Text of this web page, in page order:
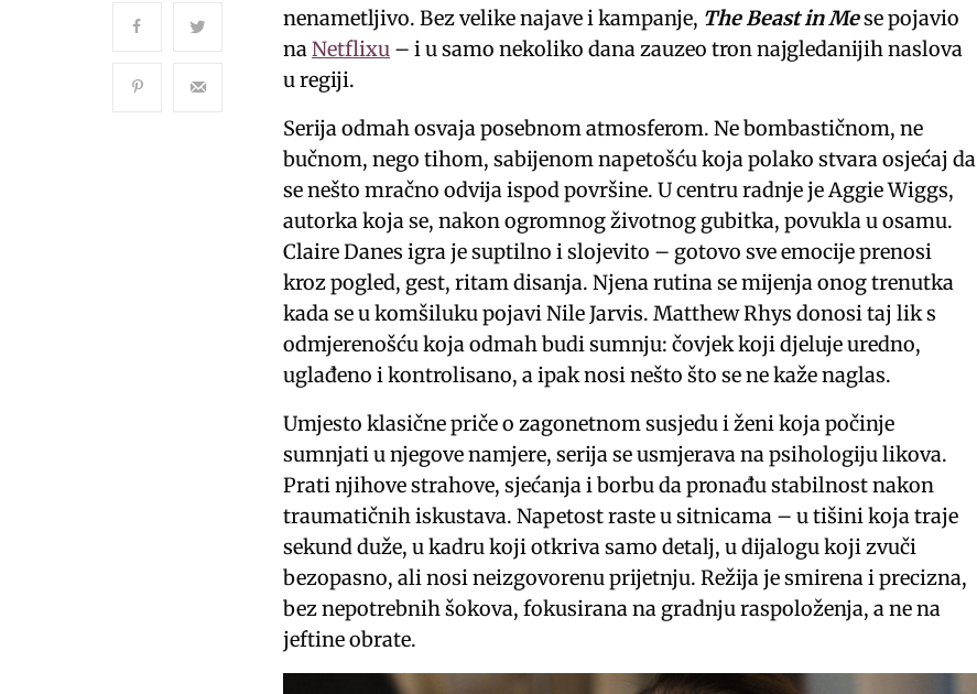
nenametljivo. Bez velike najave i kampanje, The Beast in Mese pojavio
naNetflixu – i u samo nekoliko dana zauzeo tron najgledanijih naslova
u regiji.
Serija odmah osvaja posebnom atmosferom. Ne bombastičnom, ne
bučnom, nego tihom, sabijenom napetošću koja polako stvara osjećaj da
se nešto mračno odvija ispod površine. U centru radnje je Aggie Wiggs,
autorka koja se, nakon ogromnog životnog gubitka, povukla u osamu.
Claire Danes igra je suptilno i slojevito – gotovo sve emocije prenosi
kroz pogled, gest, ritam disanja. Njena rutina se mijenja onog trenutka
kada se u komšiluku pojavi Nile Jarvis. Matthew Rhys donosi taj lik s
odmjerenošću koja odmah budi sumnju: čovjek koji djeluje uredno,
uglađeno i kontrolisano, a ipak nosi nešto što se ne kaže naglas.
Umjesto klasične priče o zagonetnom susjedu i ženi koja počinje
sumnjati u njegove namjere, serija se usmjerava na psihologiju likova.
Prati njihove strahove, sjećanja i borbu da pronađu stabilnost nakon
traumatičnih iskustava. Napetost raste u sitnicama – u tišini koja traje
sekund duže, u kadru koji otkriva samo detalj, u dijalogu koji zvuči
bezopasno, ali nosi neizgovorenu prijetnju. Režija je smirena i precizna,
bez nepotrebnih šokova, fokusirana na gradnju raspoloženja, a ne na
jeftine obrate.